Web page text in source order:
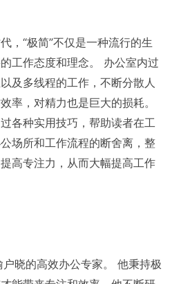
，“极简”不仅是一种流行的生
工作态度和理念。 办公室内过
及多线程的工作，不断分散人
率，对精力也是巨大的损耗。
各种实用技巧，帮助读者在工
场所和工作流程的断舍离，整
高专注力，从而大幅提高工作
户晓的高效办公专家。 他秉持极